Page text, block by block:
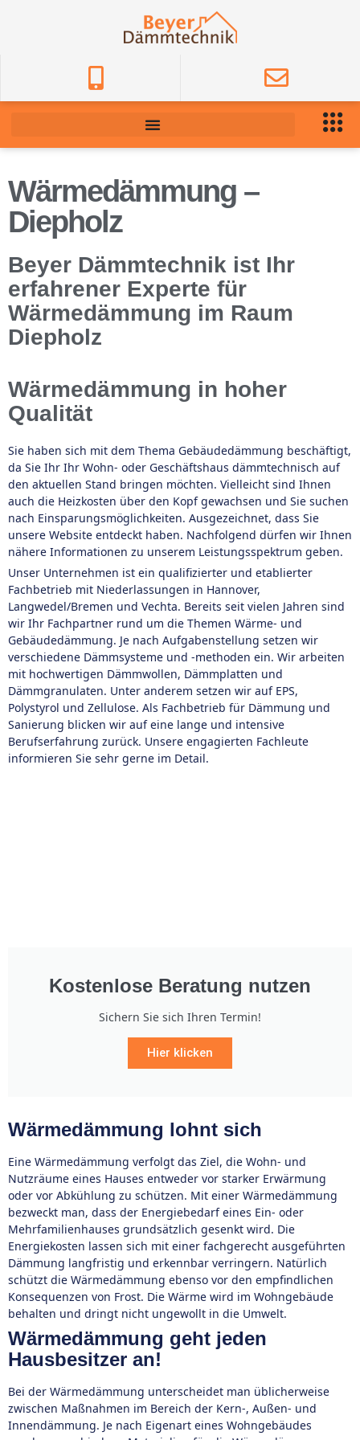
Wärmedämmung –
Diepholz
Beyer Dämmtechnik ist Ihr
erfahrener Experte für
Wärmedämmung im Raum
Diepholz
Wärmedämmung in hoher
Qualität
Sie haben sich mit dem Thema Gebäudedämmung beschäftigt,
da Sie Ihr Ihr Wohn- oder Geschäftshaus dämmtechnisch auf
den aktuellen Stand bringen möchten. Vielleicht sind Ihnen
auch die Heizkosten über den Kopf gewachsen und Sie suchen
nach Einsparungsmöglichkeiten. Ausgezeichnet, dass Sie
unsere Website entdeckt haben. Nachfolgend dürfen wir Ihnen
nähere Informationen zu unserem Leistungsspektrum geben.
Unser Unternehmen ist ein qualifizierter und etablierter
Fachbetrieb mit Niederlassungen in Hannover,
Langwedel/Bremen und Vechta. Bereits seit vielen Jahren sind
wir Ihr Fachpartner rund um die Themen Wärme- und
Gebäudedämmung. Je nach Aufgabenstellung setzen wir
verschiedene Dämmsysteme und -methoden ein. Wir arbeiten
mit hochwertigen Dämmwollen, Dämmplatten und
Dämmgranulaten. Unter anderem setzen wir auf EPS,
Polystyrol und Zellulose. Als Fachbetrieb für Dämmung und
Sanierung blicken wir auf eine lange und intensive
Berufserfahrung zurück. Unsere engagierten Fachleute
informieren Sie sehr gerne im Detail.
Kostenlose Beratung nutzen
Sichern Sie sich Ihren Termin!
Hier klicken
Wärmedämmung lohnt sich
Eine Wärmedämmung verfolgt das Ziel, die Wohn- und
Nutzräume eines Hauses entweder vor starker Erwärmung
oder vor Abkühlung zu schützen. Mit einer Wärmedämmung
bezweckt man, dass der Energiebedarf eines Ein- oder
Mehrfamilienhauses grundsätzlich gesenkt wird. Die
Energiekosten lassen sich mit einer fachgerecht ausgeführten
Dämmung langfristig und erkennbar verringern. Natürlich
schützt die Wärmedämmung ebenso vor den empfindlichen
Konsequenzen von Frost. Die Wärme wird im Wohngebäude
behalten und dringt nicht ungewollt in die Umwelt.
Wärmedämmung geht jeden
Hausbesitzer an!
Bei der Wärmedämmung unterscheidet man üblicherweise
zwischen Maßnahmen im Bereich der Kern-, Außen- und
Innendämmung. Je nach Eigenart eines Wohngebäudes